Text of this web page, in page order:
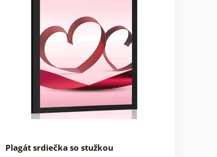
Plagát srdiečka so stužkou